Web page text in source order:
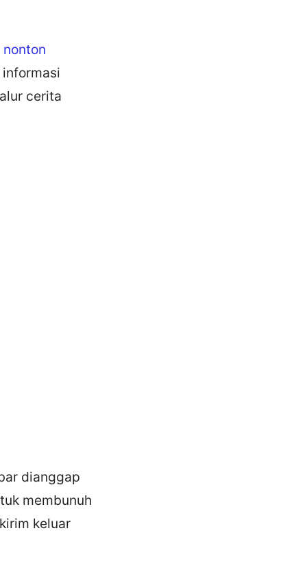
nonton
cerita
dianggap
membunuh
keluar